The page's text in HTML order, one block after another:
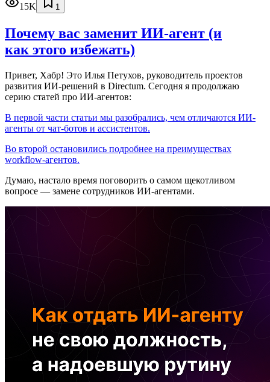
15K
1
Почему вас заменит ИИ‑агент (и
как этого избежать)
Привет, Хабр! Это Илья Петухов, руководитель проектов
развития ИИ-решений в Directum. Сегодня я продолжаю
серию статей про ИИ-агентов:
В первой части статьи мы разобрались, чем отличаются ИИ-
агенты от чат-ботов и ассистентов.
Во второй остановились подробнее на преимуществах
workflow-агентов.
Думаю, настало время поговорить о самом щекотливом
вопросе — замене сотрудников ИИ-агентами.